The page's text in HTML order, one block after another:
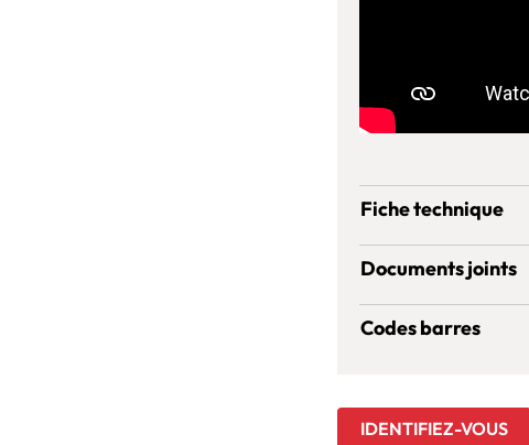
Fiche technique
Documents joints
Codes barres
IDENTIFIEZ-VOUS